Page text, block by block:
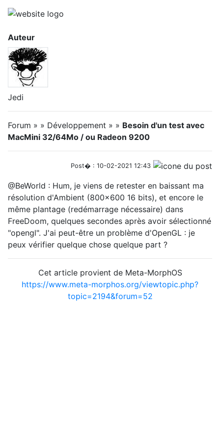
Auteur
Jedi
Forum » » Développement » » Besoin d'un test avec
MacMini 32/64Mo / ou Radeon 9200
Post� : 10-02-2021 12:43
@BeWorld : Hum, je viens de retester en baissant ma
résolution d'Ambient (800x600 16 bits), et encore le
même plantage (redémarrage nécessaire) dans
FreeDoom, quelques secondes après avoir sélectionné
"opengl". J'ai peut-être un problème d'OpenGL : je
peux vérifier quelque chose quelque part ?
Cet article provient de Meta-MorphOS
https://www.meta-morphos.org/viewtopic.php?
topic=2194&forum=52